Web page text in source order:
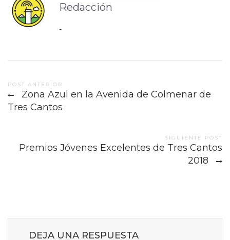
Redacción
-
Post
navigation
POST ANTERIOR
Zona Azul en la Avenida de Colmenar de
Tres Cantos
SIGUIENTE POST
Premios Jóvenes Excelentes de Tres Cantos
2018
DEJA UNA RESPUESTA